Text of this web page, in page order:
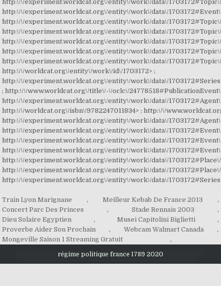
Train Lyon Marignane , Meilleur Kebab De France 2013
,
Concert Parc Des Princes
, Stade Rennais 2003
,
Dieu Solaire Egyptien
, Musei Capitolini Biglietti
,
Proverbe Aider Son Prochain
, Webcam Walmart Canada
,
Mongeville Saison 1 Streaming Gratuit
,
régime politique france 1789 2020